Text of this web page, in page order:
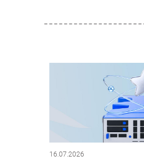
16.07.2026